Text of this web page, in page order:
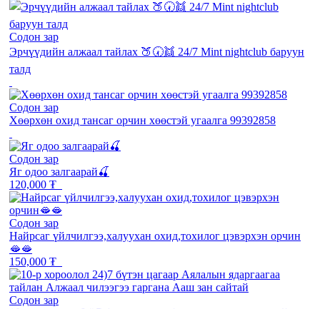
Содон зар
Эрчүүдийн алжаал тайлах 🍑🕢👯 24/7 Mint nightclub баруун
талд
Содон зар
Хөөрхөн охид тансаг орчин хөөстэй угаалга 99392858
Содон зар
Яг одоо залгаарай🍒
120,000 ₮
Содон зар
Найрсаг үйлчилгээ,халуухан охид,тохилог цэвэрхэн орчин
🫦🫦
150,000 ₮
Содон зар